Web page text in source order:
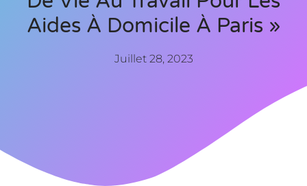
Aides À Domicile À Paris »
Juillet 28, 2023